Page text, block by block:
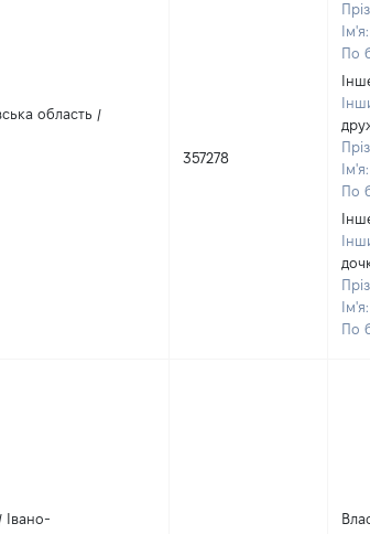
область /
357278
Ім'я:
По
Ім'я:
По
Ім'я:
По
Івано-